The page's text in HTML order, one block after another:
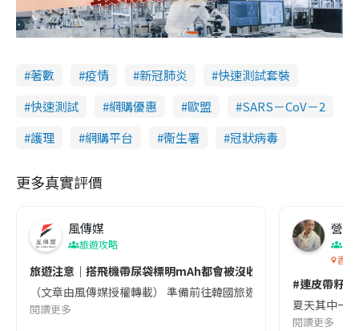
著數 疫情 新冠肺炎
快速測試套裝
快速測試
網購優惠 歐盟
SARS－CoV－2
護理
網購平台 衞生署 冠狀病毒
更多真實評價
風傳媒
旅遊攻略
旅遊注意｜搭飛機帶尿袋標明mAh都會被沒收😱出發前切記檢查
（文章由風傳媒授權轉載） 準備前往韓國旅遊的民眾，近期要
閱讀更多
營養
香港
#連皮帶籽
夏天其中一
閱讀更多